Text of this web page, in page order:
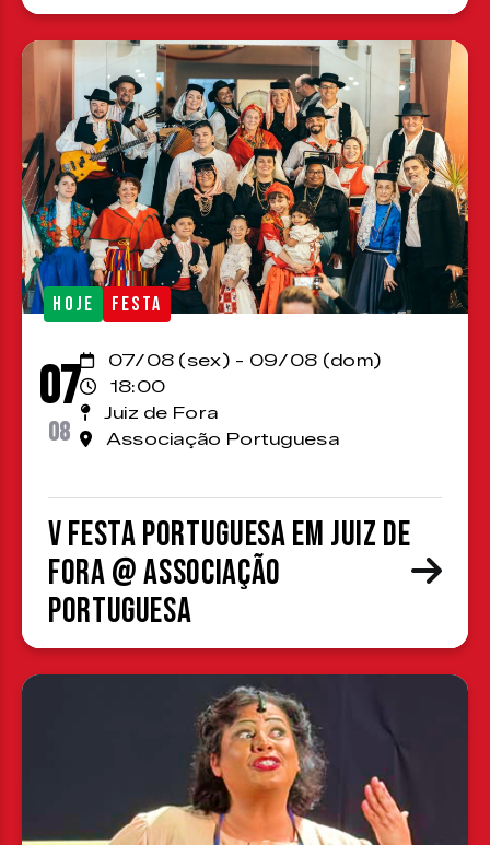
HOJE FESTA
07
08
07/08 (sex) - 09/08 (dom)
18:00
Juiz de Fora
Associação Portuguesa
V Festa Portuguesa em Juiz de
Fora @ Associação
Portuguesa